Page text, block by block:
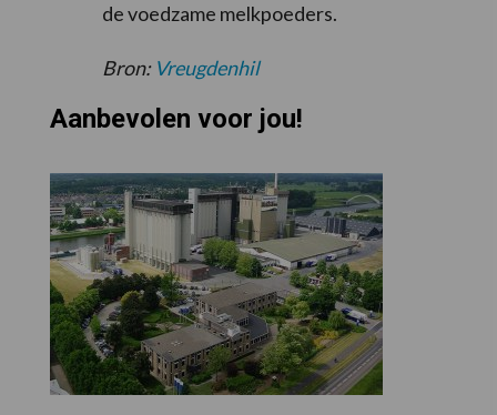
de voedzame melkpoeders.
Bron: Vreugdenhil
Aanbevolen voor jou!